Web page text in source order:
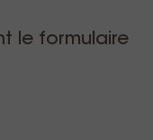
le formulaire